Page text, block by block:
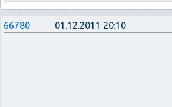
66780 01.12.2011 20:10